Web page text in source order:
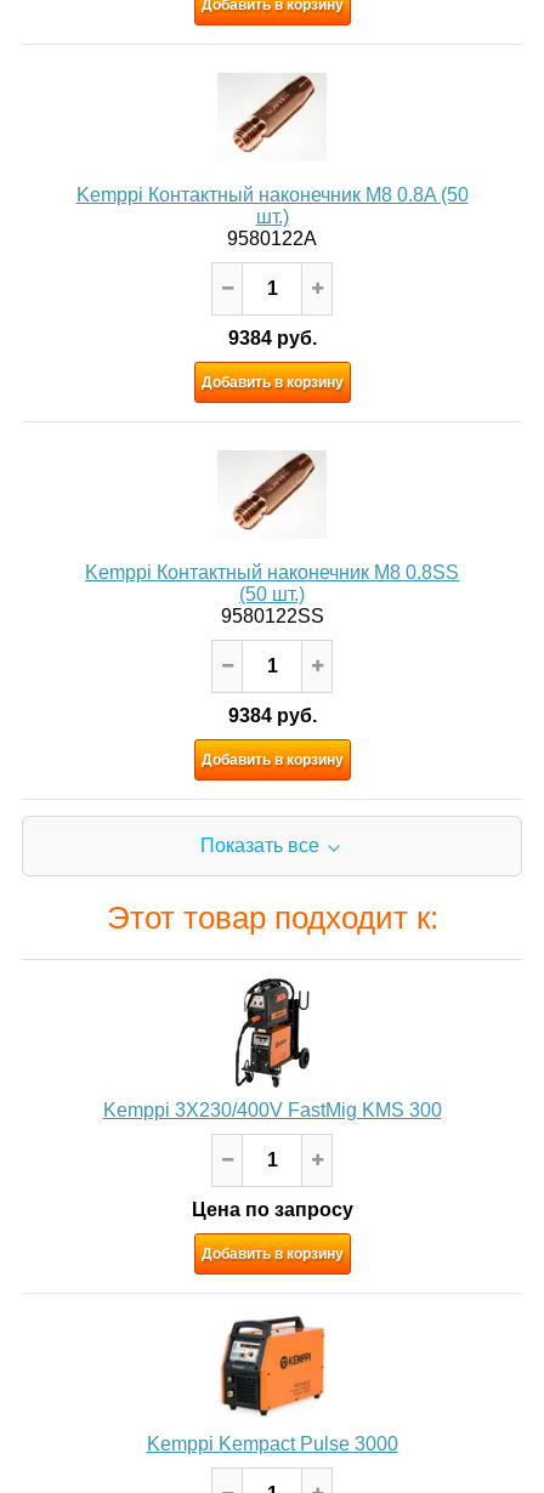
Добавить в корзину
Kemppi Контактный наконечник M8 0.8A (50
шт.)
9580122A
9384 руб.
Добавить в корзину
Kemppi Контактный наконечник M8 0.8SS
(50 шт.)
9580122SS
9384 руб.
Добавить в корзину
Показать все
Этот товар подходит к:
Kemppi 3X230/400V FastMig KMS 300
Цена по запросу
Добавить в корзину
Kemppi Kempact Pulse 3000